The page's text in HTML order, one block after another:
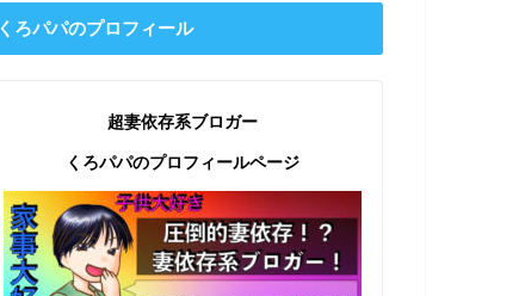
くろパパのプロフィール
超妻依存系ブロガー
くろパパのプロフィールページ